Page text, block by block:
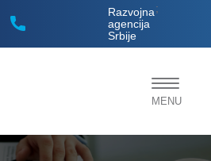
Razvojna
agencija
Srbije
;
Toggle
MENU